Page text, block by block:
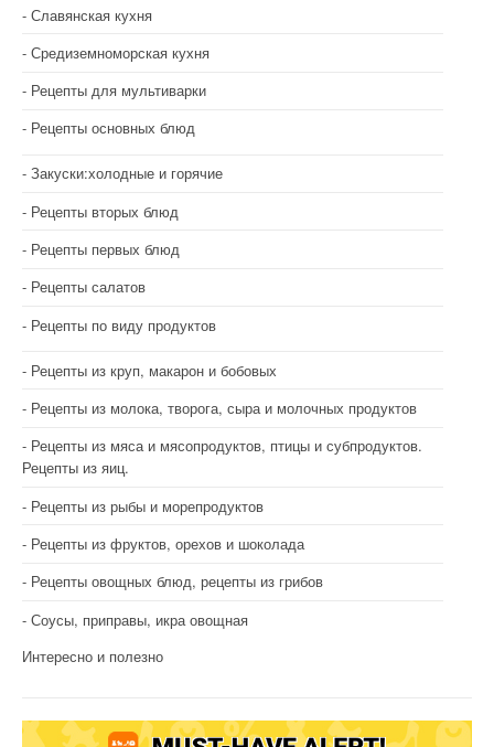
Славянская кухня
Средиземноморская кухня
Рецепты для мультиварки
Рецепты основных блюд
Закуски:холодные и горячие
Рецепты вторых блюд
Рецепты первых блюд
Рецепты салатов
Рецепты по виду продуктов
Рецепты из круп, макарон и бобовых
Рецепты из молока, творога, сыра и молочных продуктов
Рецепты из мяса и мясопродуктов, птицы и субпродуктов.
Рецепты из яиц.
Рецепты из рыбы и морепродуктов
Рецепты из фруктов, орехов и шоколада
Рецепты овощных блюд, рецепты из грибов
Соусы, приправы, икра овощная
Интересно и полезно